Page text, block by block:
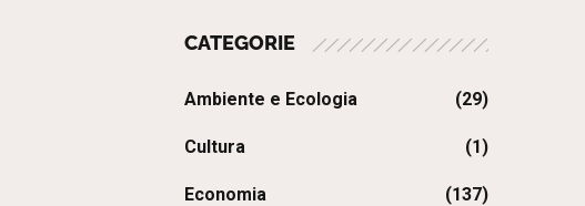
CATEGORIE
Ambiente e Ecologia (29)
Cultura (1)
Economia (137)